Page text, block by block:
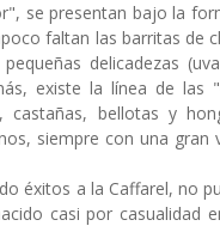
se presentan bajo la
faltan las barritas de
delicadezas
existe la línea de las
bellotas y
siempre con una
éxitos a la Caffarel, no
casi por casualidad